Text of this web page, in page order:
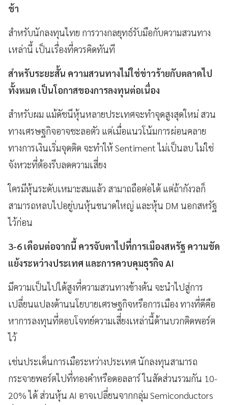
ช้า
สำหรับนักลงทุนไทย การวางกลยุทธ์รับมือกับความสวนทาง
เหล่านี้ เป็นเรื่องที่ควรคิดทันที
สำหรับระยะสั้น ความสวนทางไม่ใช่ข่าวร้ายกับตลาดไป
ทั้งหมด เป็นโอกาสของการลงทุนต่อเนื่อง
สำหรับผม แม้ดัชนีหุ้นหลายประเทศจะทำจุดสูงสุดใหม่ สวน
ทางเศรษฐกิจอาจชะลอตัว แต่เมื่อแนวโน้มการผ่อนคลาย
ทางการเงินเริ่มจุดติด จะทำให้ Sentiment ไม่เป็นลบ ไม่ใช่
จังหวะที่ต้องรีบลดความเสี่ยง
ใครมีหุ้นระดับเหมาะสมแล้ว สามาถถือต่อได้ แต่ถ้ากังวลก็
สามารถหลบไปอยู่บนหุ้นขนาดใหญ่ และหุ้น DM นอกสหรัฐ
ไว้ก่อน
3-6 เดือนต่อจากนี้ ควรจับตาไปที่การเมืองสหรัฐ ความขัด
แย้งระหว่างประเทศ และการควบคุมธุรกิจ AI
มีความเป็นไปได้สูงที่ความสวนทางข้างต้น จะนำไปสู่การ
เปลี่ยนแปลงด้านนโยบายเศรษฐกิจหรือการเมือง ทางที่ดีคือ
หาการลงทุนที่ตอบโจทย์ความเสี่ยงเหล่านี้ด้านบวกติดพอร์ต
ไว้
เช่นประเด็นการเมือระหว่างประเทศ นักลงทุนสามารถ
กระจายพอร์ตไปที่ทองคำหรือดอลลาร์ ในสัดส่วนรวมกัน 10-
20% ได้ ส่วนหุ้น AI อาจเปลี่ยนจากกลุ่ม Semiconductors